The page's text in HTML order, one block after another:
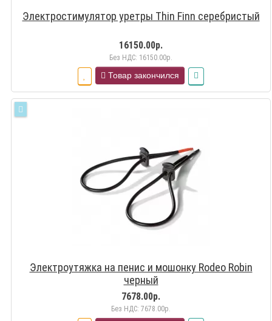
Электростимулятор уретры Thin Finn серебристый
16150.00р.
Без НДС: 16150.00р.
Товар закончился
Электроутяжка на пенис и мошонку Rodeo Robin
черный
7678.00р.
Без НДС: 7678.00р.